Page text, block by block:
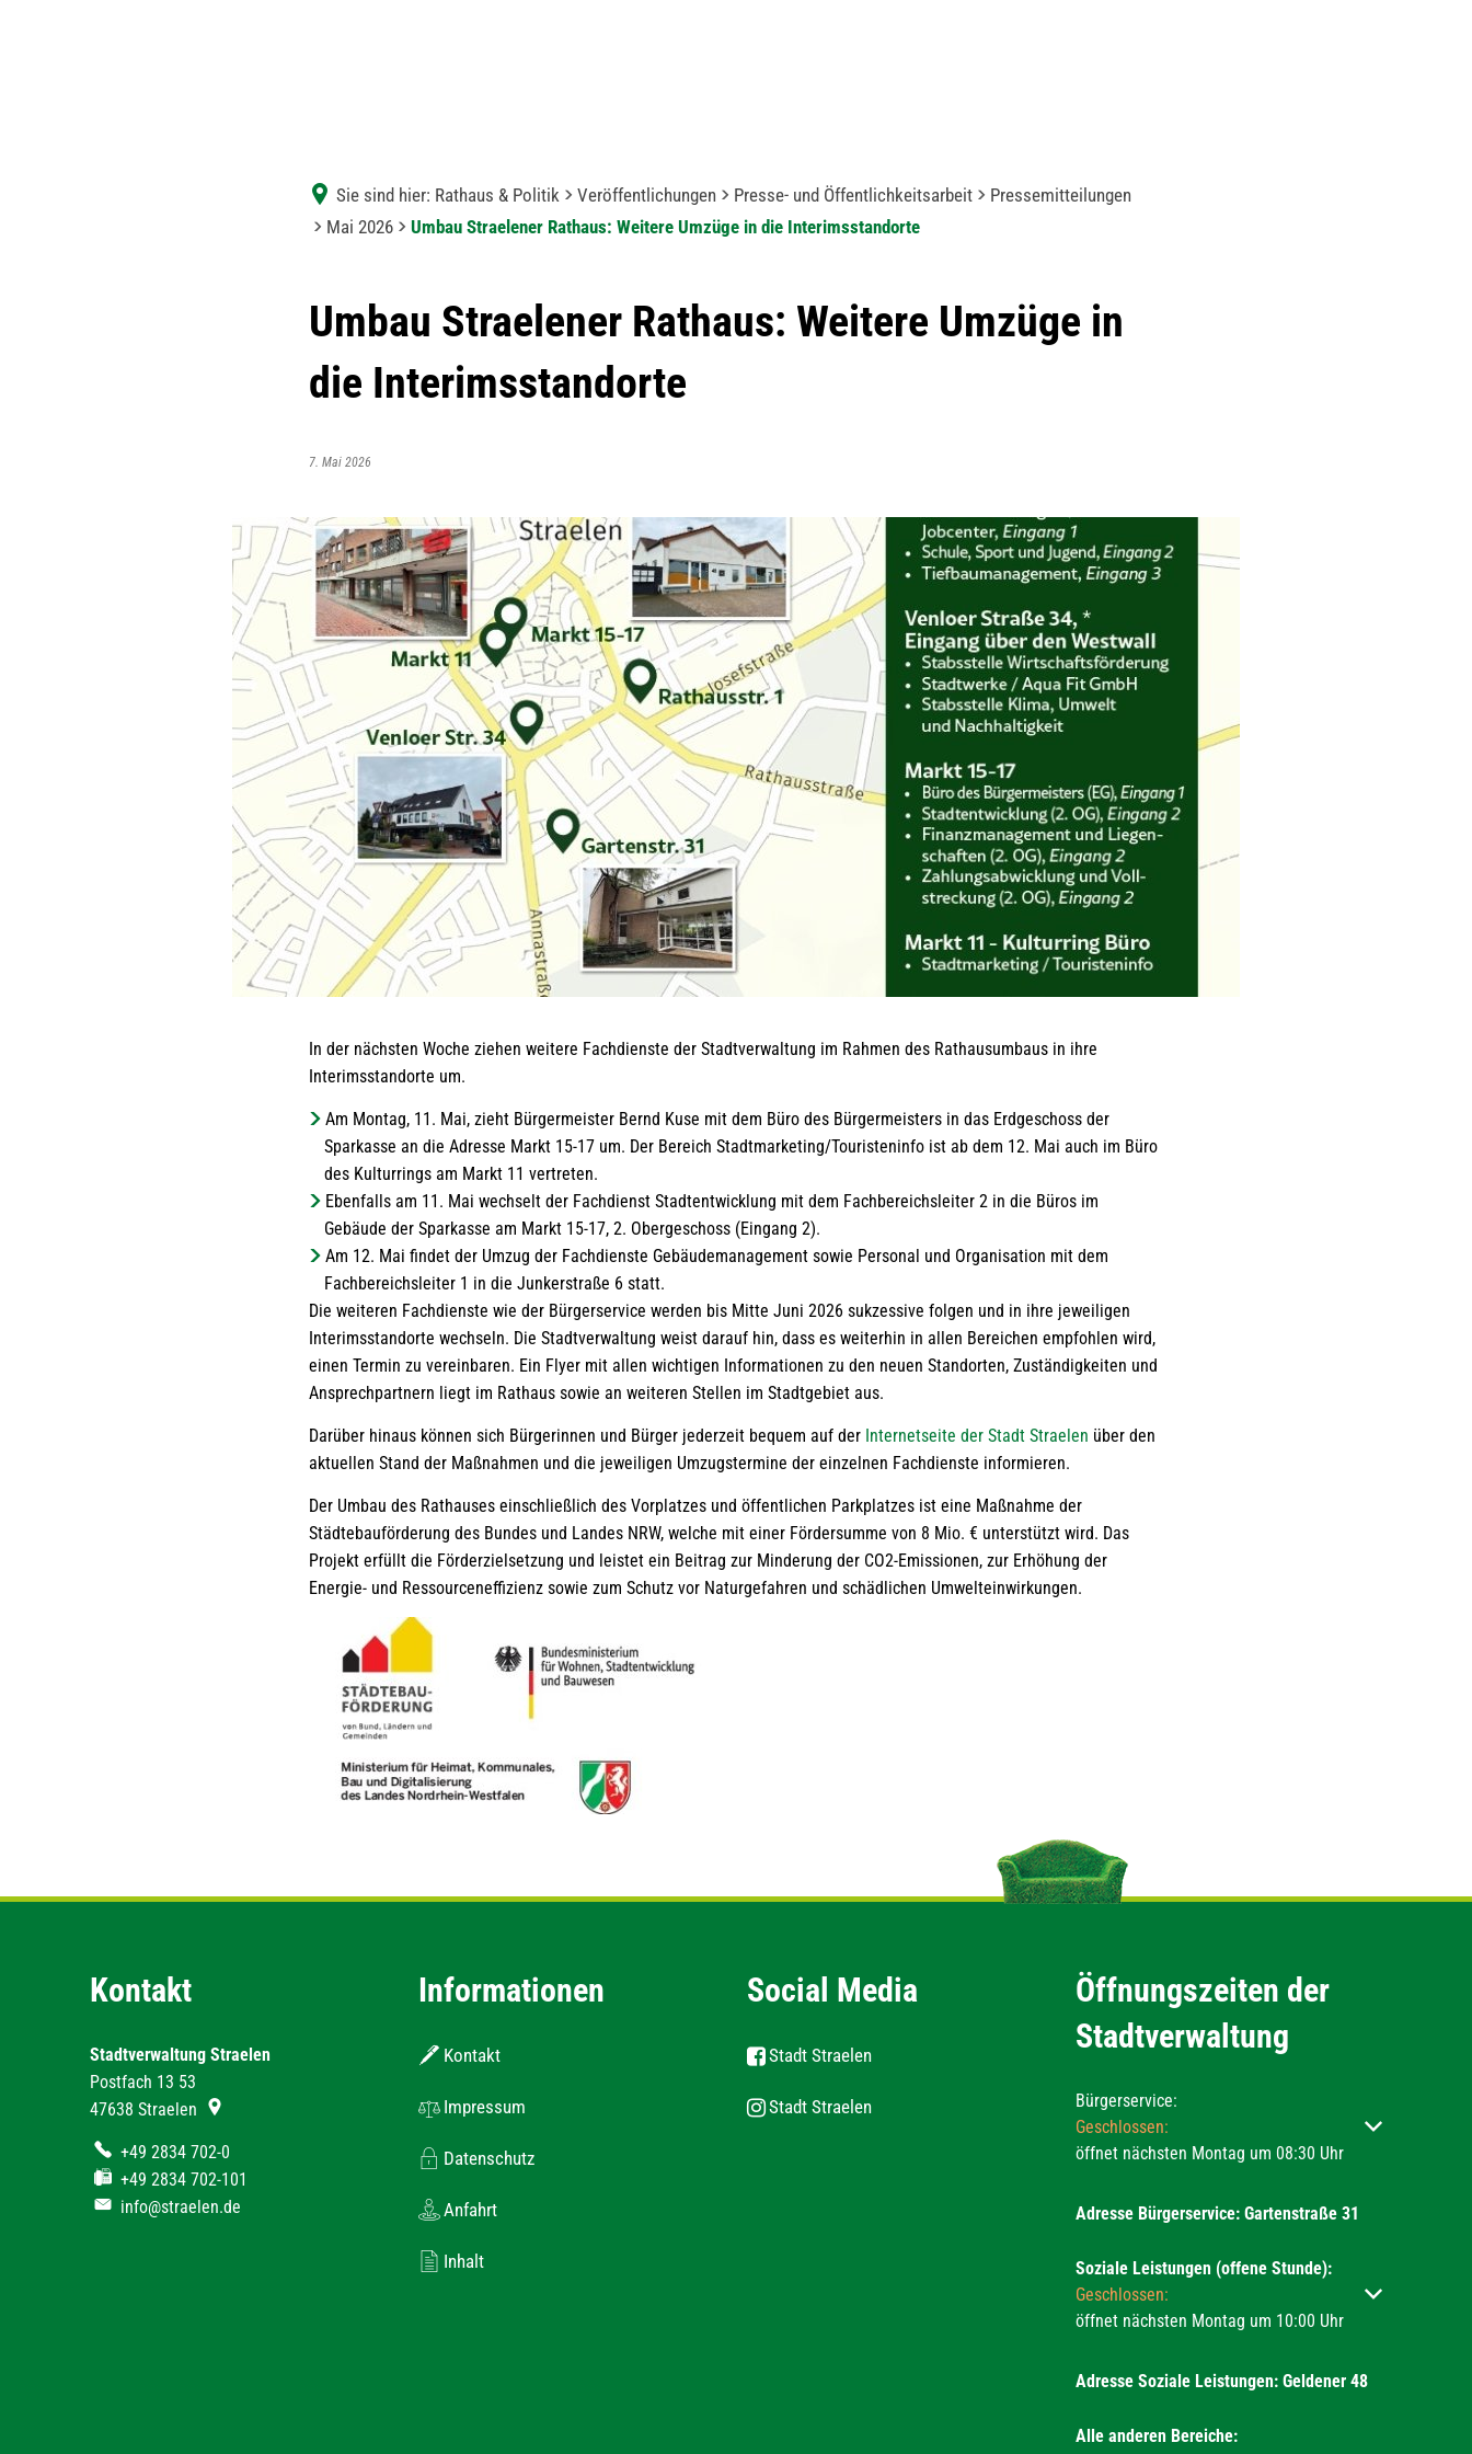
Sie sind hier: Rathaus & Politik Veröffentlichungen Presse- und Öffentlichkeitsarbeit
Pressemitteilungen
Mai 2026
Umbau Straelener Rathaus: Weitere Umzüge in die Interimsstandorte
Umbau Straelener Rathaus: Weitere Umzüge in
die Interimsstandorte
7. Mai 2026
In der nächsten Woche ziehen weitere Fachdienste der Stadtverwaltung im Rahmen des Rathausumbaus in ihre
Interimsstandorte um.
Am Montag, 11. Mai, zieht Bürgermeister Bernd Kuse mit dem Büro des Bürgermeisters in das Erdgeschoss der
Sparkasse an die Adresse Markt 15-17 um. Der Bereich Stadtmarketing/Touristeninfo ist ab dem 12. Mai auch im Büro
des Kulturrings am Markt 11 vertreten.
Ebenfalls am 11. Mai wechselt der Fachdienst Stadtentwicklung mit dem Fachbereichsleiter 2 in die Büros im
Gebäude der Sparkasse am Markt 15-17, 2. Obergeschoss (Eingang 2).
Am 12. Mai findet der Umzug der Fachdienste Gebäudemanagement sowie Personal und Organisation mit dem
Fachbereichsleiter 1 in die Junkerstraße 6 statt.
Die weiteren Fachdienste wie der Bürgerservice werden bis Mitte Juni 2026 sukzessive folgen und in ihre jeweiligen
Interimsstandorte wechseln. Die Stadtverwaltung weist darauf hin, dass es weiterhin in allen Bereichen empfohlen wird,
einen Termin zu vereinbaren. Ein Flyer mit allen wichtigen Informationen zu den neuen Standorten, Zuständigkeiten und
Ansprechpartnern liegt im Rathaus sowie an weiteren Stellen im Stadtgebiet aus.
Darüber hinaus können sich Bürgerinnen und Bürger jederzeit bequem auf der Internetseite der Stadt Straelen über den
aktuellen Stand der Maßnahmen und die jeweiligen Umzugstermine der einzelnen Fachdienste informieren.
Der Umbau des Rathauses einschließlich des Vorplatzes und öffentlichen Parkplatzes ist eine Maßnahme der
Städtebauförderung des Bundes und Landes NRW, welche mit einer Fördersumme von 8 Mio. € unterstützt wird. Das
Projekt erfüllt die Förderzielsetzung und leistet ein Beitrag zur Minderung der CO2-Emissionen, zur Erhöhung der
Energie- und Ressourceneffizienz sowie zum Schutz vor Naturgefahren und schädlichen Umwelteinwirkungen.
Kontakt
Stadtverwaltung Straelen
Postfach 13 53
47638 Straelen
+49 2834 702-0
+49 2834 702-101
info@straelen.de
Informationen
Kontakt
Impressum
Datenschutz
Anfahrt
Inhalt
Social Media
Stadt Straelen
Stadt Straelen
Öffnungszeiten der
Stadtverwaltung
Bürgerservice:
Klicken, um weitere Öffnungs- oder Schließzeiten
Geschlossen:
öffnet nächsten Montag um 08:30 Uhr
Adresse Bürgerservice: Gartenstraße 31
Soziale Leistungen (offene Stunde):
Klicken, um weitere Öffnungs- oder Schließzeiten
Geschlossen:
öffnet nächsten Montag um 10:00 Uhr
Adresse Soziale Leistungen: Geldener 48
Alle anderen Bereiche: